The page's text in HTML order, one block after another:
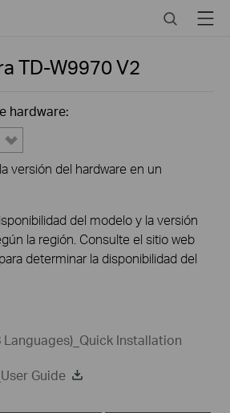
SearchMenu
TD-W9970V2
hardware:
versión del hardware en un
del modelo y la versión
la región. Consulte el sitio web
determinar la disponibilidad del
Languages)_Quick Installation
Guide